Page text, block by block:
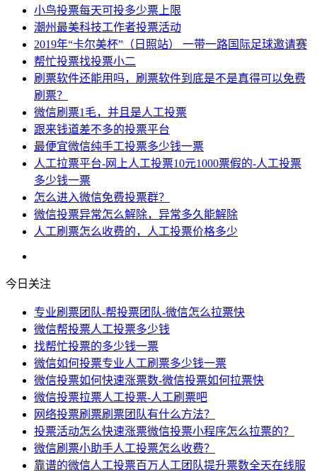
小鸟投票每天可投多少票上限
潮州最美科技工作者投票活动
2019年“卡尔美杯”（日照站） 一带一路国际足球邀请赛
帮忙投票找投票小二
刷票软件还能用吗，刷票软件到底是不是真得可以免费
刷票？
微信刷票1毛，并且是人工投票
跟来钱道差不多的投票平台
最便宜微信纯手工投票多少钱一票
人工拉票平台-网上人工投票10元1000票假的-人工投票
多少钱一票
怎么进入微信免费投票群？
微信投票异常怎么解除，异常多久能解除
人工刷票怎么收费的，人工投票价格多少
今日关注
专业刷票团队-帮投票团队-微信怎么拉票快
微信帮投票人工投票多少钱
找帮忙投票的多少钱一票
微信如何投票专业人工刷票多少钱一票
微信投票如何快速涨票数-微信投票如何拉票快
微信投票拉票人工投票-人工刷票吧
网络投票刷票刷票团队有什么方法？
投票活动怎么快速涨票微信投票小程序怎么拉票的？
微信刷票小助手人工投票怎么收费？
靠谱的微信人工投票百万人工团队提升票数全天在线服